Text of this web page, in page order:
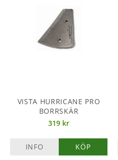
VISTA HURRICANE PRO
BORRSKÄR
319 kr
INFO KÖP